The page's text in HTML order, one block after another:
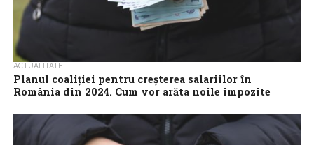
ACTUALITATE
Planul coaliţiei pentru creşterea salariilor în
România din 2024. Cum vor arăta noile impozite
scădere a impozitării asupra muncii. Iată cum ar putea creşte
toate salariile din...